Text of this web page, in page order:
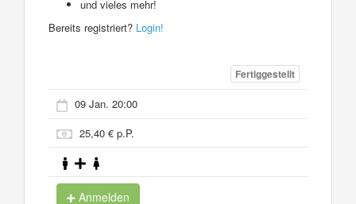
und vieles mehr!
Bereits registriert? Login!
Fertiggestellt
09 Jan. 20:00
25,40 € p.P.
Anmelden